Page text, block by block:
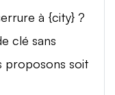
à {city} ?
clé sans
proposons soit